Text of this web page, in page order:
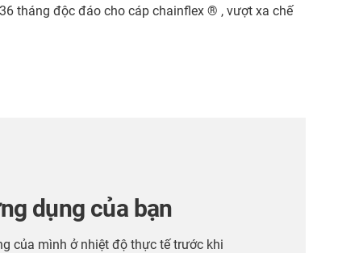
tháng độc đáo cho cáp chainflex ® , vượt xa chế
dụng của bạn
của mình ở nhiệt độ thực tế trước khi